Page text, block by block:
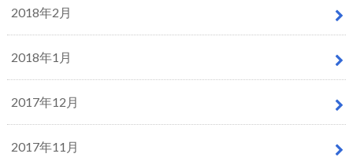
2018年2月
2018年1月
2017年12月
2017年11月